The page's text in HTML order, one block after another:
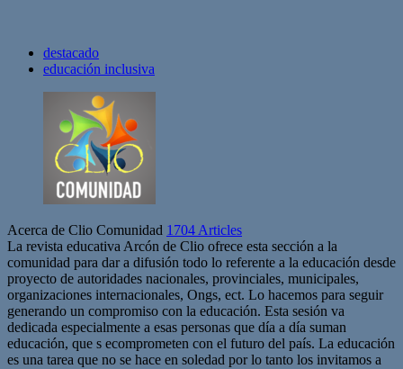
destacado
educación inclusiva
Acerca de Clio Comunidad 1704 Articles
La revista educativa Arcón de Clio ofrece esta sección a la
comunidad para dar a difusión todo lo referente a la educación desde
proyecto de autoridades nacionales, provinciales, municipales,
organizaciones internacionales, Ongs, ect. Lo hacemos para seguir
generando un compromiso con la educación. Esta sesión va
dedicada especialmente a esas personas que día a día suman
educación, que s ecomprometen con el futuro del país. La educación
es una tarea que no se hace en soledad por lo tanto los invitamos a